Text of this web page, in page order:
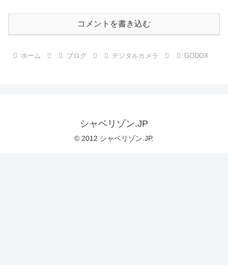
コメントを書き込む
ホーム ブログ デジタルカメラ GODOX
シャベリゾン.JP
© 2012 シャベリゾン.JP.